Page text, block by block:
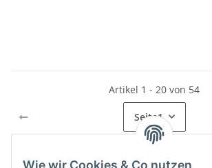
Artikel 1 - 20 von 54
Seite1